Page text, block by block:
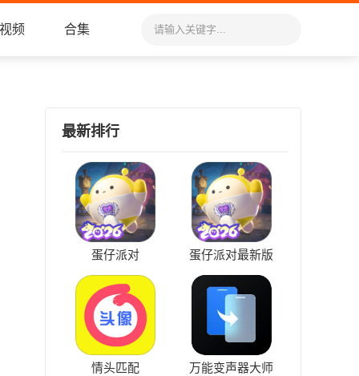
视频 合集
最新排行
蛋仔派对 蛋仔派对最新版
情头匹配 万能变声器大师